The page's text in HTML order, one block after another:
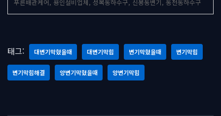
푸른배관케어, 용인설비업체, 성복동하수구, 신봉동변기, 동천동하수구
태그: 대변기막혔을때 대변기막힘 변기막혔을때 변기막힘
변기막힘해결 양변기막혔을때 양변기막힘